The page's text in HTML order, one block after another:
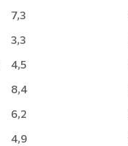
7,3
3,3
4,5
8,4
6,2
4,9